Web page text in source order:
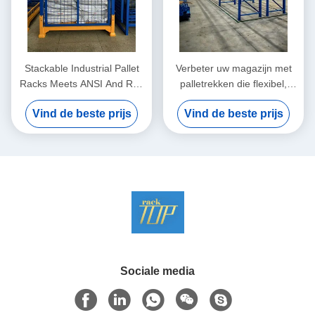
Stackable Industrial Pallet
Racks Meets ANSI And RMI
Standards For Customized
Storage Solutions
Vind de beste prijs
Verbeter uw magazijn met
palletrekken die flexibel,
schaalbaar en gebouwd zijn
voor industriële opslag met
hoge prestaties.
Vind de beste prijs
Sociale media